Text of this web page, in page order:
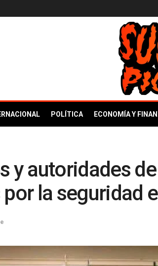
POLÍTICA ECONOMÍA Y
y autoridades
la seguridad